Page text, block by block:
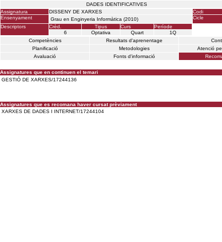
DADES IDENTIFICATIVES
Assignatura
DISSENY DE XARXES
Codi
Ensenyament
Grau en Enginyeria Informàtica (2010)
Cicle
Descriptors
Crèd. Tipus Curs
Període
6
Optativa Quart
1Q
Competències
Resultats d'aprenentage
Planificació
Metodologies
Atenció
Avaluació
Fonts d'informació
Assignatures que en continuen el temari
GESTIÓ DE XARXES/17244136
Assignatures que es recomana haver cursat prèviament
XARXES DE DADES I INTERNET/17244104